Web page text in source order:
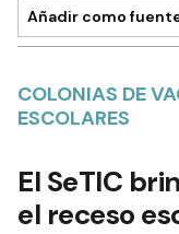
Añadir como
COLONIAS DE
ESCOLARES
El SeTIC
el receso